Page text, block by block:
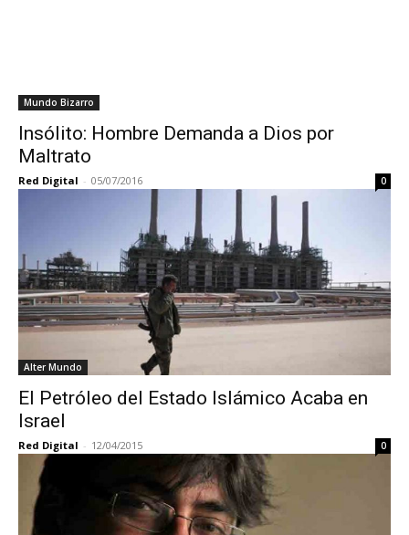
Mundo Bizarro
Insólito: Hombre Demanda a Dios por
Maltrato
Red Digital - 05/07/2016 0
Alter Mundo
El Petróleo del Estado Islámico Acaba en
Israel
Red Digital - 12/04/2015 0